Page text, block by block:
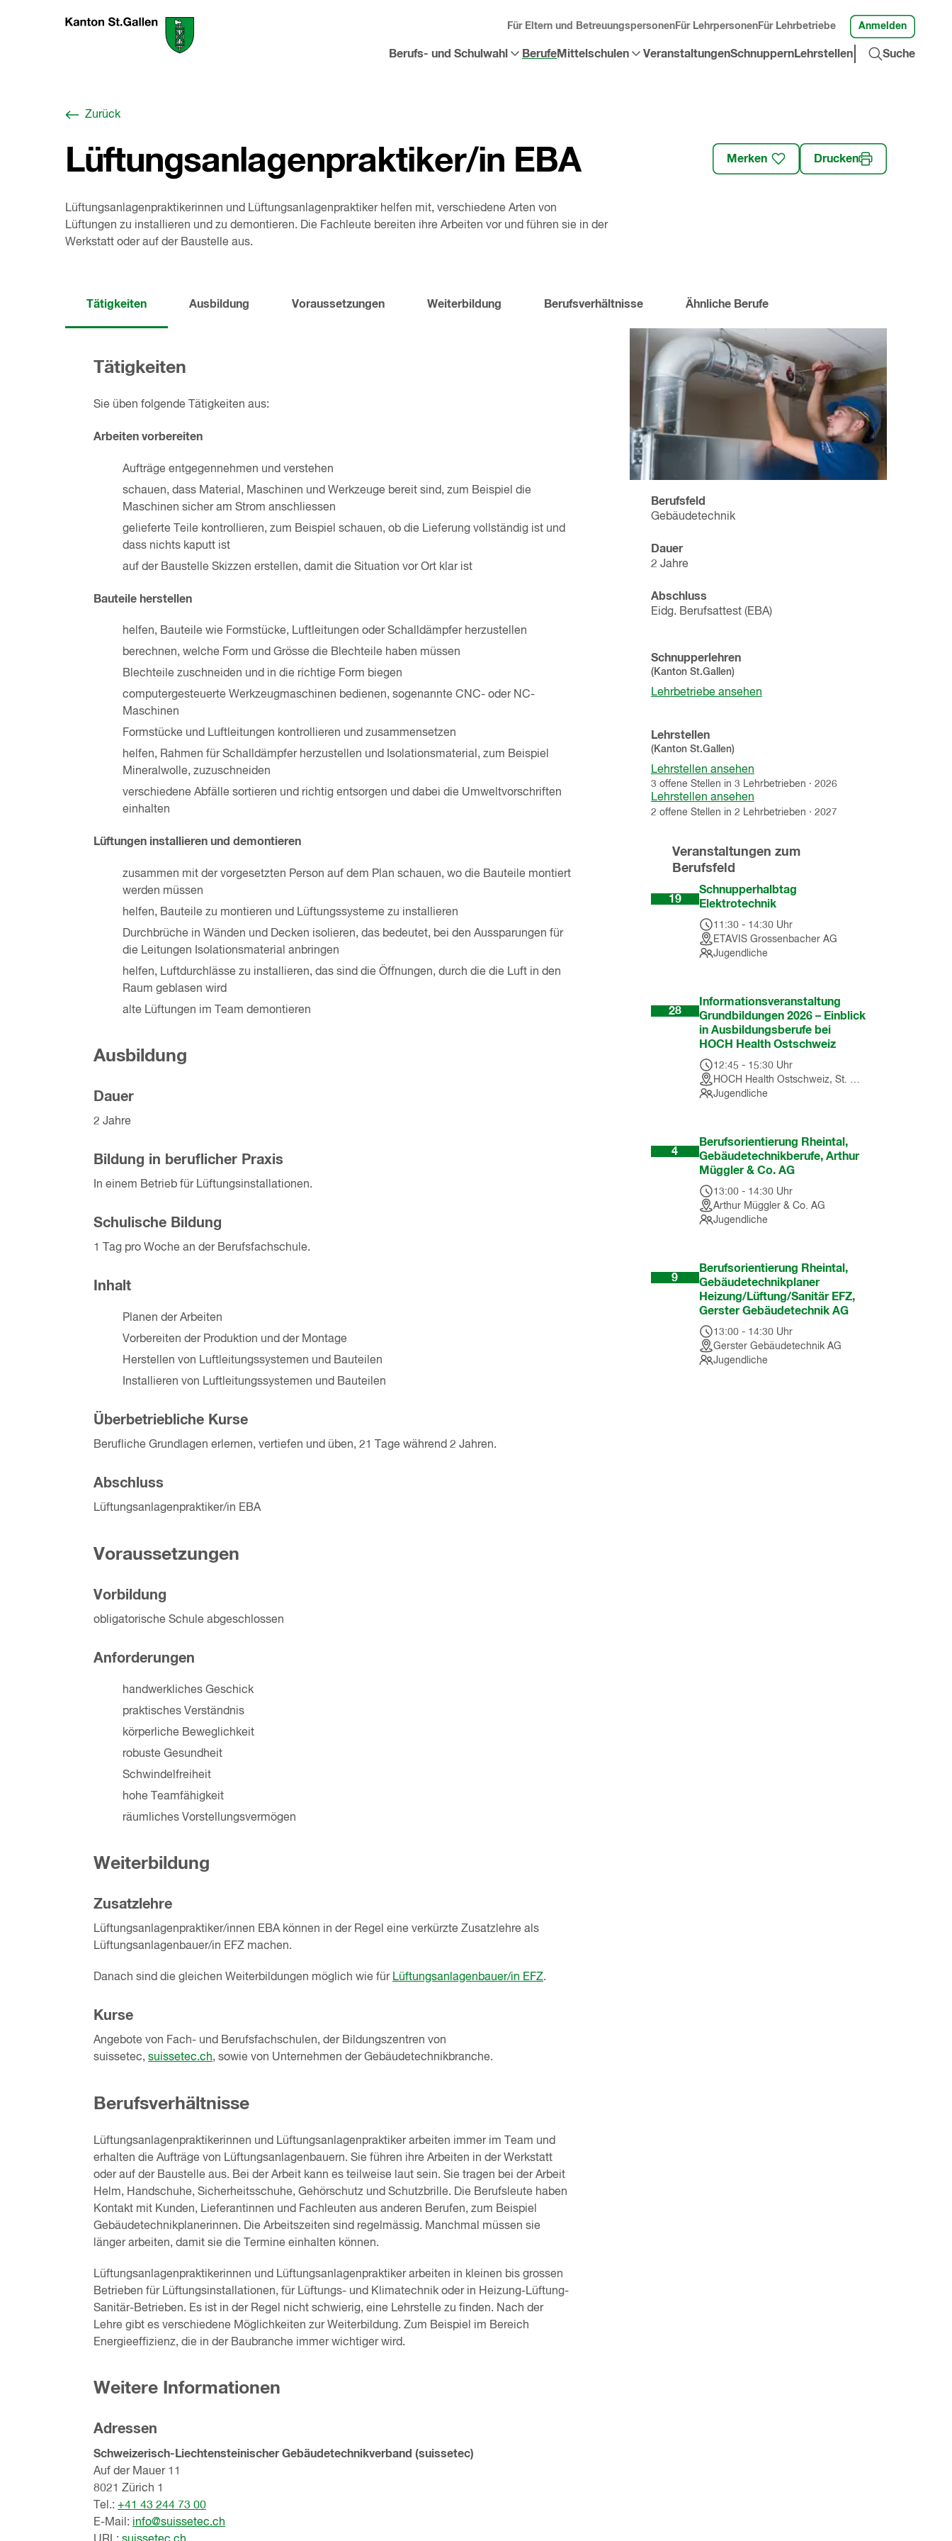
Berufswahl-
Anmelden
Sub-
öffnen
Berufs- und Schulwahl Berufe
Sub-
Mittelschulen VeranstaltungenSchnuppernLehrstellen Suche
Suche
öffnen
Für Eltern und Betreuungspersonen Für Lehrpersonen Für Lehrbetriebe
Zurück
Lüftungsanlagenpraktiker/in EBA Merken Drucken
Lüftungsanlagenpraktikerinnen und Lüftungsanlagenpraktiker helfen mit, verschiedene Arten von
Lüftungen zu installieren und zu demontieren. Die Fachleute bereiten ihre Arbeiten vor und führen sie in der
Werkstatt oder auf der Baustelle aus.
Tätigkeiten Ausbildung Voraussetzungen Weiterbildung Berufsverhältnisse Ähnliche Berufe
Tätigkeiten
Sie üben folgende Tätigkeiten aus:
Arbeiten vorbereiten
Aufträge entgegennehmen und verstehen
schauen, dass Material, Maschinen und Werkzeuge bereit sind, zum Beispiel die
Maschinen sicher am Strom anschliessen
gelieferte Teile kontrollieren, zum Beispiel schauen, ob die Lieferung vollständig ist und
dass nichts kaputt ist
auf der Baustelle Skizzen erstellen, damit die Situation vor Ort klar ist
Bauteile herstellen
helfen, Bauteile wie Formstücke, Luftleitungen oder Schalldämpfer herzustellen
berechnen, welche Form und Grösse die Blechteile haben müssen
Blechteile zuschneiden und in die richtige Form biegen
computergesteuerte Werkzeugmaschinen bedienen, sogenannte CNC- oder NC-
Maschinen
Formstücke und Luftleitungen kontrollieren und zusammensetzen
helfen, Rahmen für Schalldämpfer herzustellen und Isolationsmaterial, zum Beispiel
Mineralwolle, zuzuschneiden
verschiedene Abfälle sortieren und richtig entsorgen und dabei die Umweltvorschriften
einhalten
Lüftungen installieren und demontieren
zusammen mit der vorgesetzten Person auf dem Plan schauen, wo die Bauteile montiert
werden müssen
helfen, Bauteile zu montieren und Lüftungssysteme zu installieren
Durchbrüche in Wänden und Decken isolieren, das bedeutet, bei den Aussparungen für
die Leitungen Isolationsmaterial anbringen
helfen, Luftdurchlässe zu installieren, das sind die Öffnungen, durch die die Luft in den
Raum geblasen wird
alte Lüftungen im Team demontieren
Ausbildung
Dauer
2 Jahre
Bildung in beruflicher Praxis
In einem Betrieb für Lüftungsinstallationen.
Schulische Bildung
1 Tag pro Woche an der Berufsfachschule.
Inhalt
Planen der Arbeiten
Vorbereiten der Produktion und der Montage
Herstellen von Luftleitungssystemen und Bauteilen
Installieren von Luftleitungssystemen und Bauteilen
Überbetriebliche Kurse
Berufliche Grundlagen erlernen, vertiefen und üben, 21 Tage während 2 Jahren.
Abschluss
Lüftungsanlagenpraktiker/in EBA
Voraussetzungen
Vorbildung
obligatorische Schule abgeschlossen
Anforderungen
handwerkliches Geschick
praktisches Verständnis
körperliche Beweglichkeit
robuste Gesundheit
Schwindelfreiheit
hohe Teamfähigkeit
räumliches Vorstellungsvermögen
Weiterbildung
Zusatzlehre
Lüftungsanlagenpraktiker/innen EBA können in der Regel eine verkürzte Zusatzlehre als
Lüftungsanlagenbauer/in EFZ machen.
Danach sind die gleichen Weiterbildungen möglich wie für Lüftungsanlagenbauer/in EFZ.
Kurse
Angebote von Fach- und Berufsfachschulen, der Bildungszentren von
suissetec, suissetec.ch, sowie von Unternehmen der Gebäudetechnikbranche.
Berufsverhältnisse
Lüftungsanlagenpraktikerinnen und Lüftungsanlagenpraktiker arbeiten immer im Team und
erhalten die Aufträge von Lüftungsanlagenbauern. Sie führen ihre Arbeiten in der Werkstatt
oder auf der Baustelle aus. Bei der Arbeit kann es teilweise laut sein. Sie tragen bei der Arbeit
Helm, Handschuhe, Sicherheitsschuhe, Gehörschutz und Schutzbrille. Die Berufsleute haben
Kontakt mit Kunden, Lieferantinnen und Fachleuten aus anderen Berufen, zum Beispiel
Gebäudetechnikplanerinnen. Die Arbeitszeiten sind regelmässig. Manchmal müssen sie
länger arbeiten, damit sie die Termine einhalten können.
Lüftungsanlagenpraktikerinnen und Lüftungsanlagenpraktiker arbeiten in kleinen bis grossen
Betrieben für Lüftungsinstallationen, für Lüftungs- und Klimatechnik oder in Heizung-Lüftung-
Sanitär-Betrieben. Es ist in der Regel nicht schwierig, eine Lehrstelle zu finden. Nach der
Lehre gibt es verschiedene Möglichkeiten zur Weiterbildung. Zum Beispiel im Bereich
Energieeffizienz, die in der Baubranche immer wichtiger wird.
Weitere Informationen
Adressen
Schweizerisch-Liechtensteinischer Gebäudetechnikverband (suissetec)
Auf der Mauer 11
8021 Zürich 1
Tel.: +41 43 244 73 00
E-Mail: info@suissetec.ch
Berufsfeld
Gebäudetechnik
Dauer
2 Jahre
Abschluss
Eidg. Berufsattest (EBA)
Schnupperlehren
(Kanton St.Gallen)
Lehrbetriebe ansehen
Lehrstellen
(Kanton St.Gallen)
Lehrstellen ansehen
3 offene Stellen in 3 Lehrbetrieben · 2026
Lehrstellen ansehen
2 offene Stellen in 2 Lehrbetrieben · 2027
Veranstaltungen zum
Berufsfeld
19
Schnupperhalbtag
Elektrotechnik
11:30- 14:30Uhr
ETAVIS Grossenbacher AG
Jugendliche
28
Informationsveranstaltung
Grundbildungen 2026 – Einblick
in Ausbildungsberufe bei
HOCH Health Ostschweiz
12:45 - 15:30Uhr
Jugendliche
4
Berufsorientierung Rheintal,
Gebäudetechnikberufe, Arthur
Müggler & Co. AG
13:00- 14:30Uhr
Arthur Müggler & Co. AG
Jugendliche
9
Berufsorientierung Rheintal,
Gebäudetechnikplaner
Heizung/Lüftung/Sanitär EFZ,
Gerster Gebäudetechnik AG
13:00- 14:30Uhr
Gerster Gebäudetechnik AG
Jugendliche